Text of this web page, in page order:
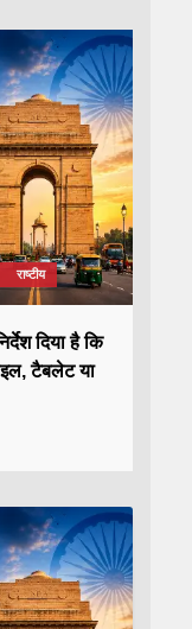
राष्टीय
दिया है कि
टैबलेट या